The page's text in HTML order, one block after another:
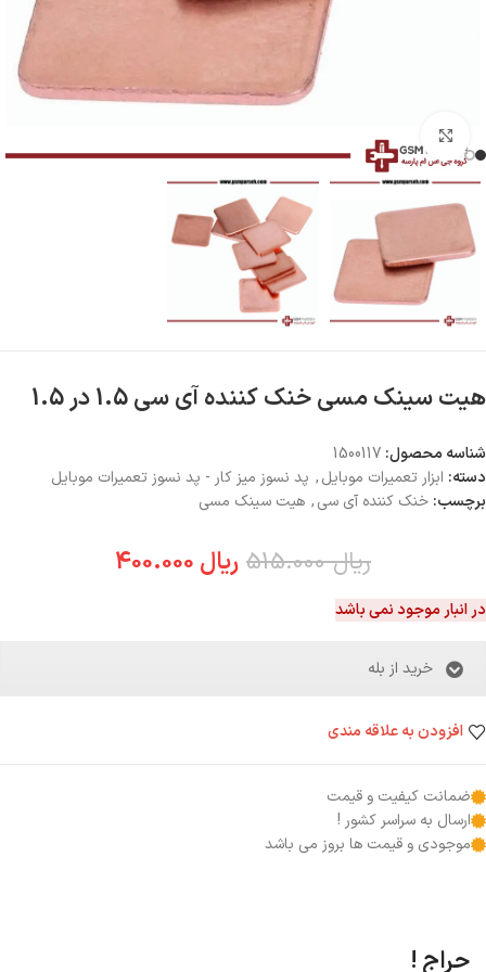
بزرگنمایی تصویر
هیت سینک مسی خنک کننده آی سی 1.5 در 1.5
شناسه محصول: 1500117
دسته: ابزار تعمیرات موبایل, پد نسوز میز کار - پد نسوز تعمیرات موبایل
برچسب: خنک کننده آی سی, هیت سینک مسی
ریال515.000 ریال
در انبار موجود نمی باشد
خرید از بله
افزودن به علاقه مندی
ضمانت کیفیت و قیمت
ارسال به سراسر کشور !
موجودی و قیمت ها بروز می باشد
حراج !